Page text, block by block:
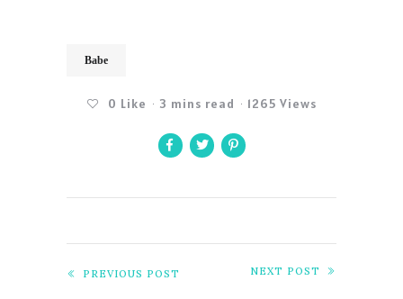
Babe
0 Like 3 mins read 1265 Views
PREVIOUS POST NEXT POST